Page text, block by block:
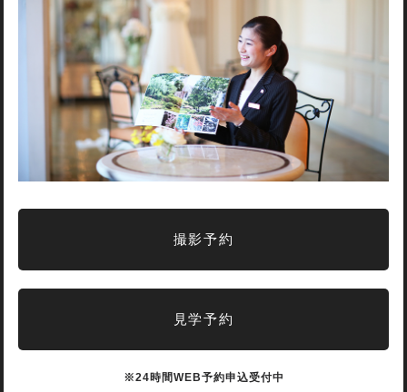
撮影予約
見学予約
※24時間WEB予約申込受付中